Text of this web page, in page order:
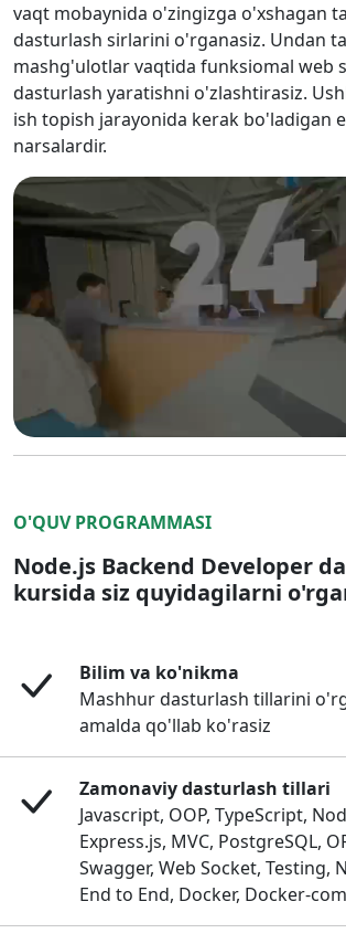
vaqt mobaynida o'zingizga o'xshagan
dasturlash sirlarini o'rganasiz. Undan
mashg'ulotlar vaqtida funksiomal web
dasturlash yaratishni o'zlashtirasiz.
ish topish jarayonida kerak bo'ladigan
narsalardir.
O'QUV PROGRAMMASI
Node.js Backend Developer
kursida siz quyidagilarni
Bilim va ko'nikma
Mashhur dasturlash tillarini
amalda qo'llab ko'rasiz
Zamonaviy dasturlash tillari
Javascript, OOP, TypeScript,
Express.js, MVC, PostgreSQL,
Swagger, Web Socket, Testing,
End to End, Docker, Docker-